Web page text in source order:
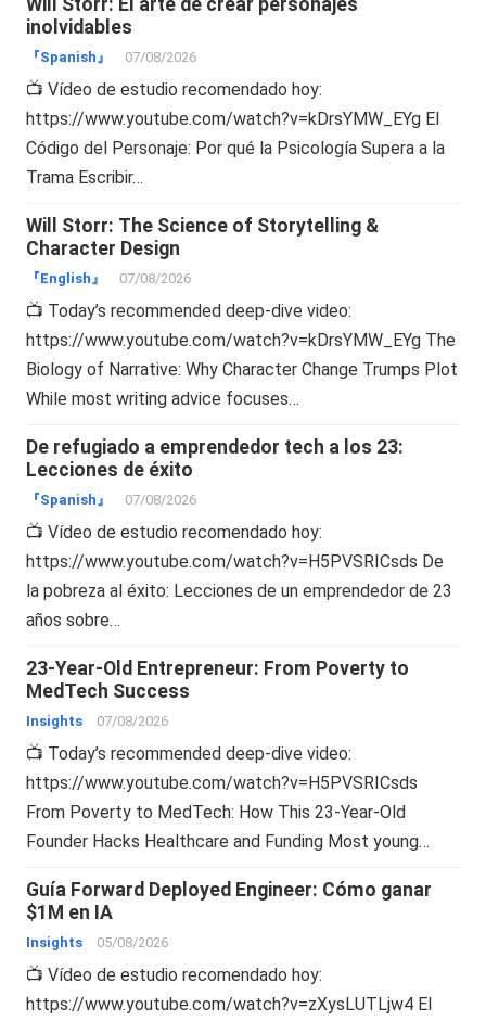
inolvidables
『Spanish』 07/08/2026
📺 Vídeo de estudio recomendado hoy:
https://www.youtube.com/watch?v=kDrsYMW_EYg El
Código del Personaje: Por qué la Psicología Supera a la
Trama Escribir…
Will Storr: The Science of Storytelling &
Character Design
『English』 07/08/2026
📺 Today’s recommended deep-dive video:
https://www.youtube.com/watch?v=kDrsYMW_EYg The
Biology of Narrative: Why Character Change Trumps Plot
While most writing advice focuses…
De refugiado a emprendedor tech a los 23:
Lecciones de éxito
『Spanish』 07/08/2026
📺 Vídeo de estudio recomendado hoy:
https://www.youtube.com/watch?v=H5PVSRICsds De
la pobreza al éxito: Lecciones de un emprendedor de 23
años sobre…
23-Year-Old Entrepreneur: From Poverty to
MedTech Success
Insights 07/08/2026
📺 Today’s recommended deep-dive video:
https://www.youtube.com/watch?v=H5PVSRICsds
From Poverty to MedTech: How This 23-Year-Old
Founder Hacks Healthcare and Funding Most young…
Guía Forward Deployed Engineer: Cómo ganar
$1M en IA
Insights 05/08/2026
📺 Vídeo de estudio recomendado hoy:
https://www.youtube.com/watch?v=zXysLUTLjw4 El